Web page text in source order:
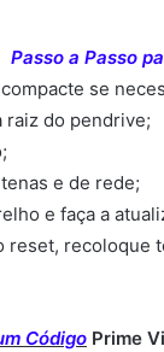
Passo a Passo
se
raiz do pendrive;
e de rede;
e faça a
reset, recoloque
Código Prime